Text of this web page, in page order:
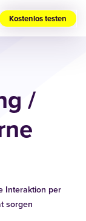
Kostenlos testen
/
Interaktion per
sorgen